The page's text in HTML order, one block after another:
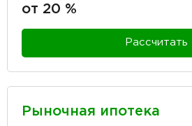
от 20 %
Рассчитать
Рыночная ипотека